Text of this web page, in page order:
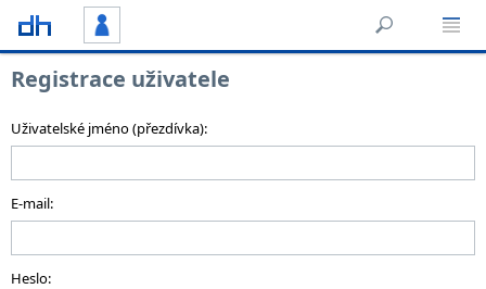
Registrace uživatele
Uživatelské jméno (přezdívka):
E-mail:
Heslo: